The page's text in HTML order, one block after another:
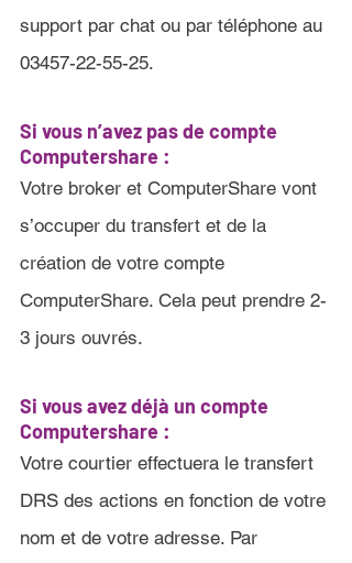
support par chat ou par téléphone au
03457-22-55-25.
Si vous n’avez pas de compte
Computershare :
Votre broker et ComputerShare vont
s’occuper du transfert et de la
création de votre compte
ComputerShare. Cela peut prendre 2-
3 jours ouvrés.
Si vous avez déjà un compte
Computershare :
Votre courtier effectuera le transfert
DRS des actions en fonction de votre
nom et de votre adresse. Par